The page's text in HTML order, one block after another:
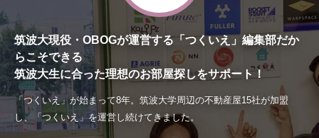
筑波大現役・OBOGが運営する「つくいえ」編集部だか
らこそできる
筑波大生に合った理想のお部屋探しをサポート！
「つくいえ」が始まって8年。筑波大学周辺の不動産屋15社が加盟
し、「つくいえ」を運営し続けてきました。